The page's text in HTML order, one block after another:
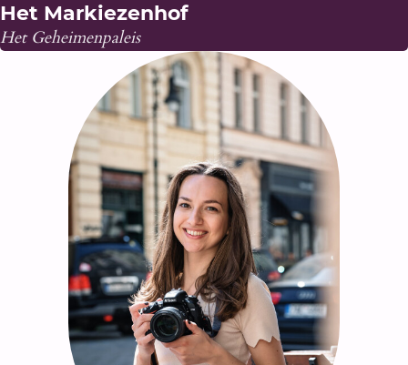
Het Markiezenhof
Het Geheimenpaleis